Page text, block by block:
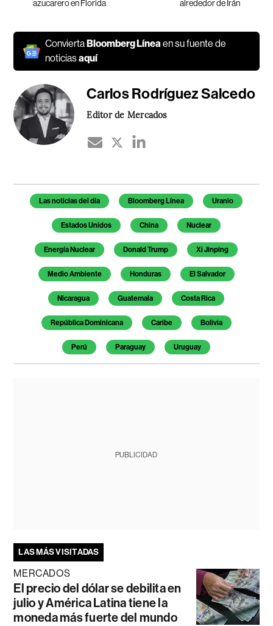
azucarero en Florida alrededor de Irán
Convierta Bloomberg Líneaen su fuente de
noticiasaquí
Carlos Rodríguez Salcedo
Editor de Mercados
Temas de este artículo
Las noticias del día Bloomberg Línea Uranio
Estados Unidos China Nuclear
Energía Nuclear Donald Trump Xi Jinping
Medio Ambiente Honduras El Salvador
Nicaragua Guatemala Costa Rica
República Dominicana Caribe Bolivia
Perú Paraguay Uruguay
PUBLICIDAD
LAS MÁS VISITADAS
MERCADOS
El precio del dólar se debilita en
julio y América Latina tiene la
moneda más fuerte del mundo